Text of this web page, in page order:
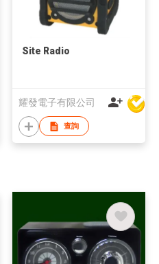
Site Radio
耀發電子有限公司
查詢